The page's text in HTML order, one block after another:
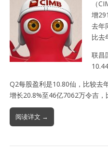
（
增
去年
比去
联昌
Q2每股盈利是10.80仙，比较去
增长20.8%至46亿7062万令吉，
阅读详文 →